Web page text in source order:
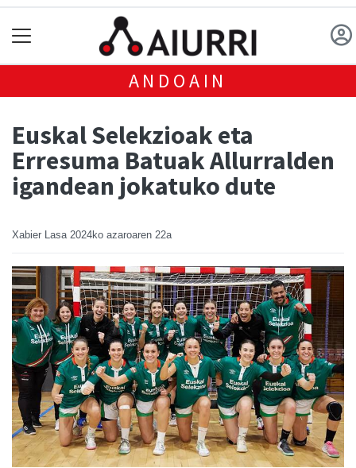
ANDOAIN
Euskal Selekzioak eta
Erresuma Batuak Allurralden
igandean jokatuko dute
Xabier Lasa 2024ko azaroaren 22a